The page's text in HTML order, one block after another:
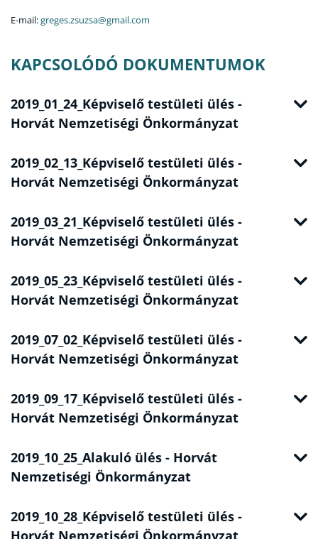
E-mail:greges.zsuzsa@gmail.com
KAPCSOLÓDÓ DOKUMENTUMOK
2019_01_24_Képviselő testületi ülés -
Horvát Nemzetiségi Önkormányzat
2019_02_13_Képviselő testületi ülés -
Horvát Nemzetiségi Önkormányzat
2019_03_21_Képviselő testületi ülés -
Horvát Nemzetiségi Önkormányzat
2019_05_23_Képviselő testületi ülés -
Horvát Nemzetiségi Önkormányzat
2019_07_02_Képviselő testületi ülés -
Horvát Nemzetiségi Önkormányzat
2019_09_17_Képviselő testületi ülés -
Horvát Nemzetiségi Önkormányzat
2019_10_25_Alakuló ülés - Horvát
Nemzetiségi Önkormányzat
2019_10_28_Képviselő testületi ülés -
Horvát Nemzetiségi Önkormányzat